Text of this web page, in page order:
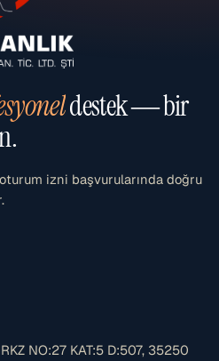
destek — bir
izni başvurularında doğru
NO:27 KAT:5 D:507, 35250